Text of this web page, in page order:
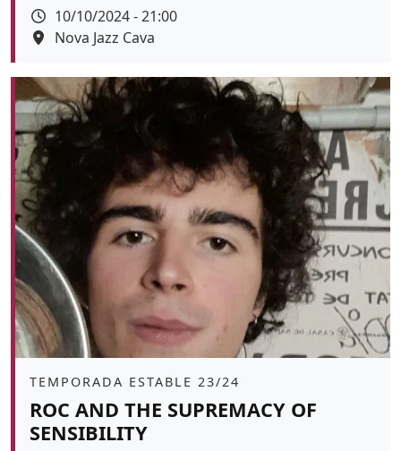
Data
10/10/2024 - 21:00
Espai
Nova Jazz Cava
Àmbit
TEMPORADA ESTABLE 23/24
ROC AND THE SUPREMACY OF
SENSIBILITY